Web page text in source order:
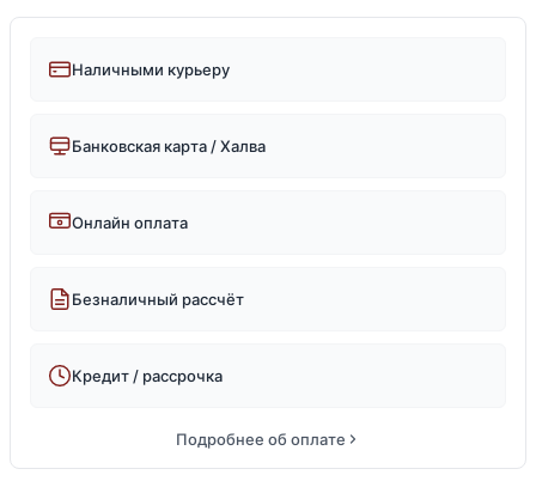
Наличными курьеру
Банковская карта / Халва
Онлайн оплата
Безналичный рассчёт
Кредит / рассрочка
Подробнее об оплате